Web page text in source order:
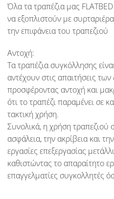
Όλα τα τραπέζια μας
να εξοπλιστούν με
την επιφάνεια του τραπεζιού
Αντοχή:
Τα τραπέζια συγκόλλησης
αντέχουν στις απαιτήσεις
προσφέροντας αντοχή και
ότι το τραπέζι παραμένει σε
τακτική χρήση.
Συνολικά, η χρήση τραπεζιού
ασφάλεια, την ακρίβεια και
εργασίες επεξεργασίας
καθιστώντας το απαραίτητο
επαγγελματίες συγκολλητές